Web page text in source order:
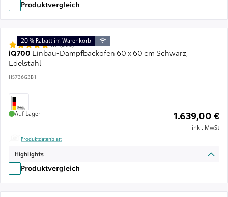
Produktvergleich
iQ700 Einbau-Dampfbackofen 60 x 60 cm Schwarz,
Edelstahl
HS736G3B1
4.7 (390)
20 % Rabatt im Warenkorb
Auf Lager 1.639,00 €
inkl. MwSt
Produktdatenblatt
Highlights
Produktvergleich